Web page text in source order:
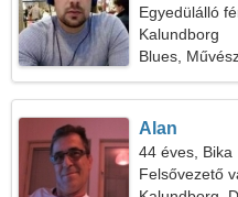
Egyedülálló
Kalundborg
Blues,
Alan
44 éves, Bika
Felsővezető